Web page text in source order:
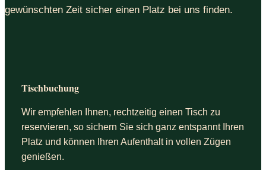
gewünschten Zeit sicher einen Platz bei uns finden.
Tischbuchung
Wir empfehlen Ihnen, rechtzeitig einen Tisch zu
reservieren, so sichern Sie sich ganz entspannt Ihren
Platz und können Ihren Aufenthalt in vollen Zügen
genießen.